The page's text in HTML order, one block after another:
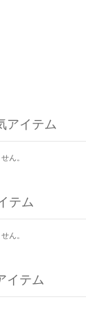
アイテム
ん。
テム
ん。
イテム